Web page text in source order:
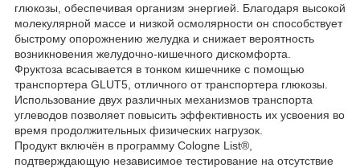
глюкозы, обеспечивая организм энергией. Благодаря высокой
молекулярной массе и низкой осмолярности он способствует
быстрому опорожнению желудка и снижает вероятность
возникновения желудочно-кишечного дискомфорта.
Фруктоза всасывается в тонком кишечнике с помощью
транспортера GLUT5, отличного от транспортера глюкозы.
Использование двух различных механизмов транспорта
углеводов позволяет повысить эффективность их усвоения во
время продолжительных физических нагрузок.
Продукт включён в программу Cologne List®,
подтверждающую независимое тестирование на отсутствие